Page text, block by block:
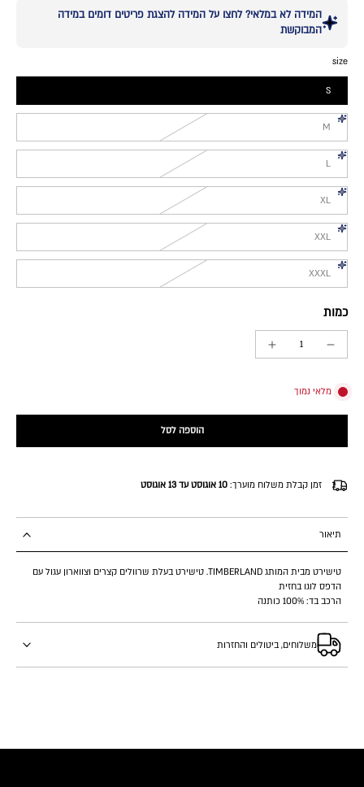
המידה לא במלאי? לחצו על המידה להצגת פריטים דומים במידה
המבוקשת
size
S
M
L
XL
XXL
XXXL
כמות
מלאי נמוך
הוספה לסל
זמן קבלת משלוח מוערך: 10 אוגוסט עד 13 אוגוסט
תיאור
טישירט מבית המותג TIMBERLAND. טישירט בעלת שרוולים קצרים וצווארון עגול עם
הדפס לוגו בחזית
הרכב בד: 100% כותנה
משלוחים, ביטולים והחזרות